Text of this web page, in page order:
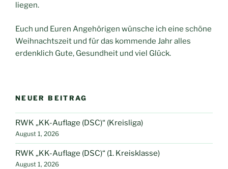
liegen.
Euch und Euren Angehörigen wünsche ich eine schöne
Weihnachtszeit und für das kommende Jahr alles
erdenklich Gute, Gesundheit und viel Glück.
NEUER BEITRAG
RWK „KK-Auflage (DSC)“ (Kreisliga)
August 1, 2026
RWK „KK-Auflage (DSC)“ (1. Kreisklasse)
August 1, 2026